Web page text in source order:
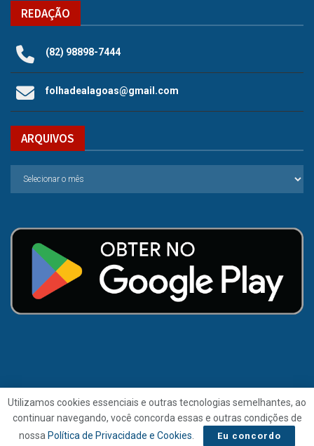
REDAÇÃO
(82) 98898-7444
folhadealagoas@gmail.com
ARQUIVOS
Utilizamos cookies essenciais e outras tecnologias semelhantes, ao
continuar navegando, você concorda essas e outras condições de
nossa Política de Privacidade e Cookies Eu concordo